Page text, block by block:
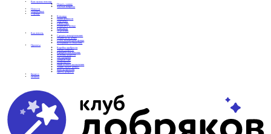
Вам нужна помощь
Подать заявку
Частые вопросы
Новости
Подопечные
О фонде
Команда
Наши ценности
Партнеры
СМИ о нас
Реквизиты фонда
Контакты
Отделения
Как помочь
Сделать пожертвование
Подписка на добро
Стать волонтером фонда
Вечеринки со смыслом
Проекты
Коробка храбрости
Уроки Доброты
Юридическая помощь
Мамины радости
Автодобряки
Добрый торт
Добропробег
Няни особого назначения
Акция «Букет добра»
Фактор времени
Цветы доброты
Бизнесу
Отчеты